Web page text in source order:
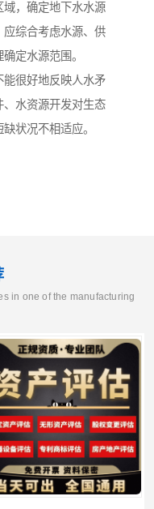
，确定地下水水源
综合考虑水源、供
定水源范围。
能很好地反映人水矛
、水资源开发对生态
状况不相适应。
in one of the manufacturing